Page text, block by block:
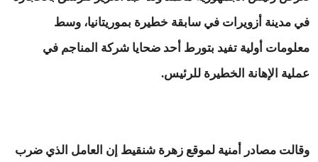
في مدينة أزويرات في سابقة خطيرة بموريتانيا، وسط
معلومات أولية تفيد بتورط أحد ضحايا شركة المناجم في
عملية الإهانة الخطيرة للرئيس.
وقالت مصادر أمنية لموقع زهرة شنقيط إن العامل الذي ضرب